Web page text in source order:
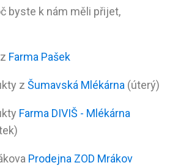
byste k nám měli přijet,
Farma Pašek
z Šumavská Mlékárna (úterý)
Farma DIVIŠ - Mlékárna
Prodejna ZOD Mrákov